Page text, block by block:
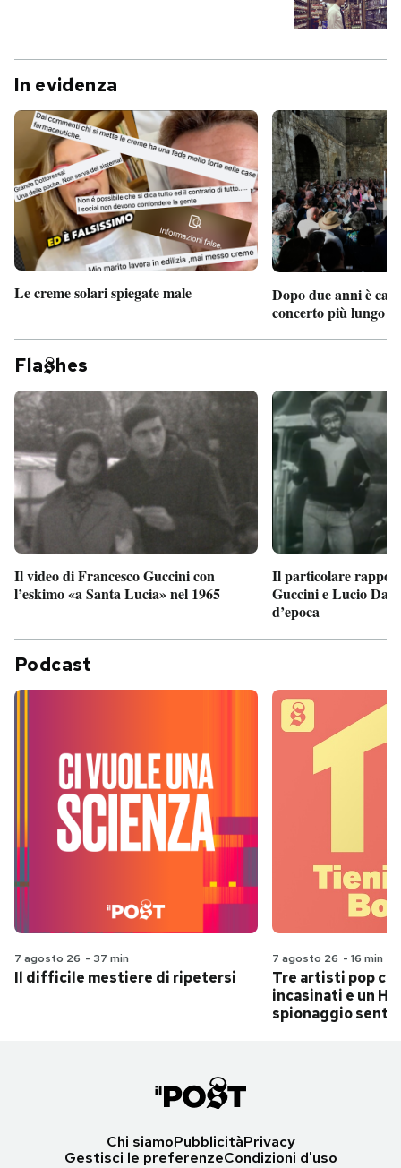
In evidenza
Le creme solari spiegate male
Dopo due anni è
concerto più lungo
Fla hes
Il video di Francesco Guccini con
l’eskimo «a Santa Lucia» nel 1965
Il particolare
Guccini e Lucio
d’epoca
Podcast
7 agosto 26 - 37 min
Il difficile mestiere di ripetersi
7 agosto 26 - 16 min
Tre artisti pop
incasinati e un
spionaggio
Chi siamoPubblicitàPrivacy
Gestisci le preferenzeCondizioni d'uso